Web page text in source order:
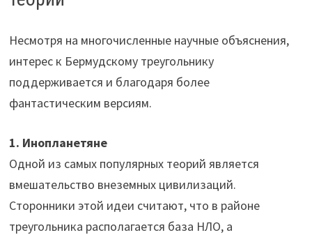
Несмотря на многочисленные научные объяснения,
интерес к Бермудскому треугольнику
поддерживается и благодаря более
фантастическим версиям.
1. Инопланетяне
Одной из самых популярных теорий является
вмешательство внеземных цивилизаций.
Сторонники этой идеи считают, что в районе
треугольника располагается база НЛО, а